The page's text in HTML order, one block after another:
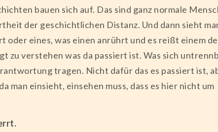
bauen sich auf. Das sind ganz normale
der geschichtlichen Distanz. Und dann sieht
oder eines, was einen anrührt und es reißt einem
zu verstehen was da passiert ist. Was sich
tragen. Nicht dafür das es passiert ist,
man einsieht, einsehen muss, dass es hier nicht um